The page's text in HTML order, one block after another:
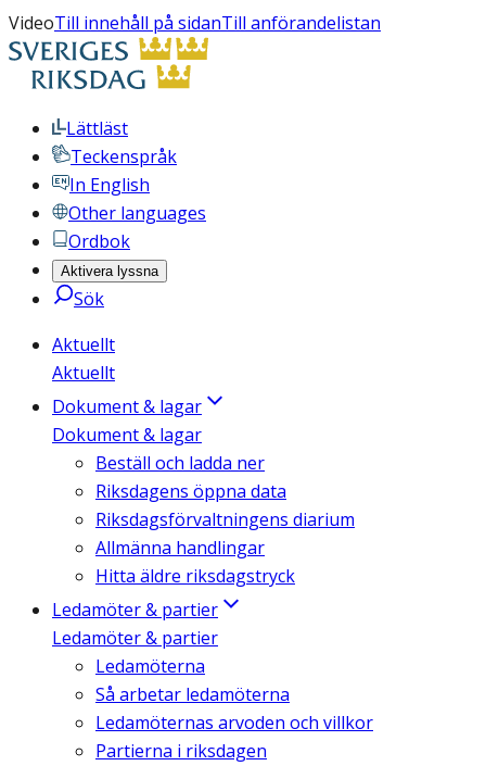
VideoTill innehåll på sidanTill anförandelistan
Lättläst
Teckenspråk
In English
Other languages
Ordbok
Aktivera lyssna
Sök
Aktuellt
Aktuellt
Dokument & lagar
Dokument & lagar
Beställ och ladda ner
Riksdagens öppna data
Riksdagsförvaltningens diarium
Allmänna handlingar
Hitta äldre riksdagstryck
Ledamöter & partier
Ledamöter & partier
Ledamöterna
Så arbetar ledamöterna
Ledamöternas arvoden och villkor
Partierna i riksdagen